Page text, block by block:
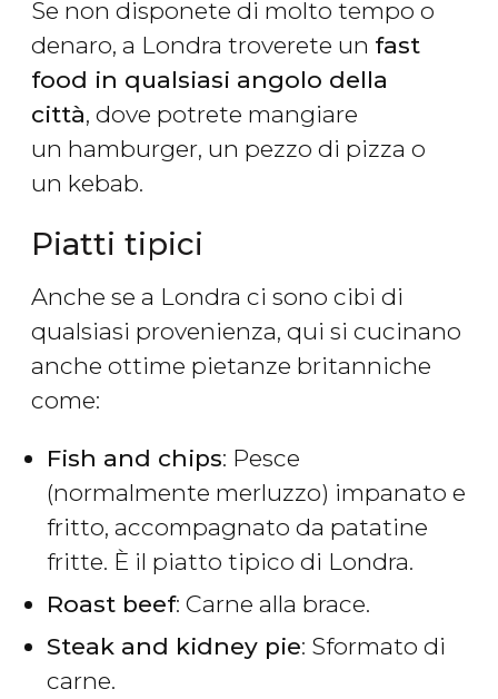
Se non disponete di molto tempo o
denaro, a Londra troverete un fast
food in qualsiasi angolo della
città, dove potrete mangiare
un hamburger, un pezzo di pizza o
un kebab.
Piatti tipici
Anche se a Londra ci sono cibi di
qualsiasi provenienza, qui si cucinano
anche ottime pietanze britanniche
come:
Fish and chips: Pesce
(normalmente merluzzo) impanato e
fritto, accompagnato da patatine
fritte. È il piatto tipico di Londra.
Roast beef: Carne alla brace.
Steak and kidney pie: Sformato di
carne.